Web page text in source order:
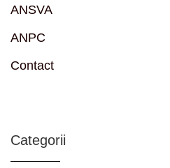
ANSVA
ANPC
Contact
Categorii